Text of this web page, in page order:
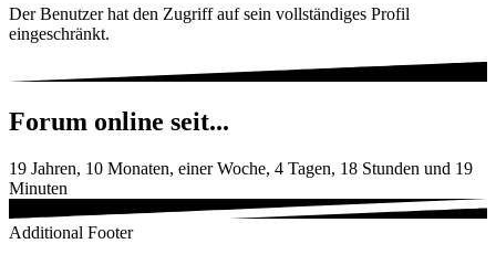
Der Benutzer hat den Zugriff auf sein vollständiges Profil
eingeschränkt.
Forum online seit...
19 Jahren, 10 Monaten, einer Woche, 4 Tagen, 18 Stunden und 19
Minuten
Additional Footer